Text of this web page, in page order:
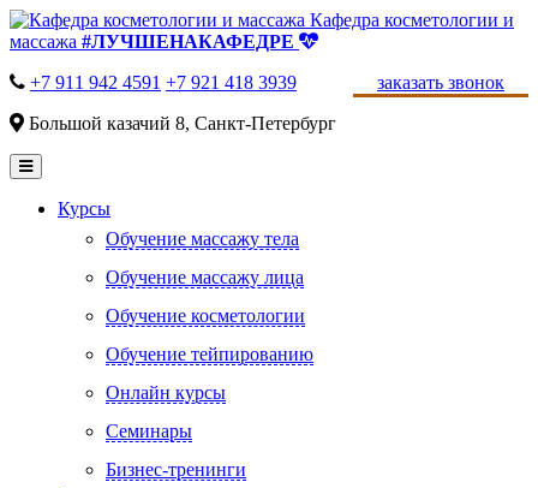
Кафедра косметологии и
массажа #ЛУЧШЕНАКАФЕДРЕ
заказать звонок
+7 911 942 4591 +7 921 418 3939
Большой казачий 8, Санкт-Петербург
Курсы
Обучение массажу тела
Обучение массажу лица
Обучение косметологии
Обучение тейпированию
Онлайн курсы
Семинары
Бизнес-тренинги